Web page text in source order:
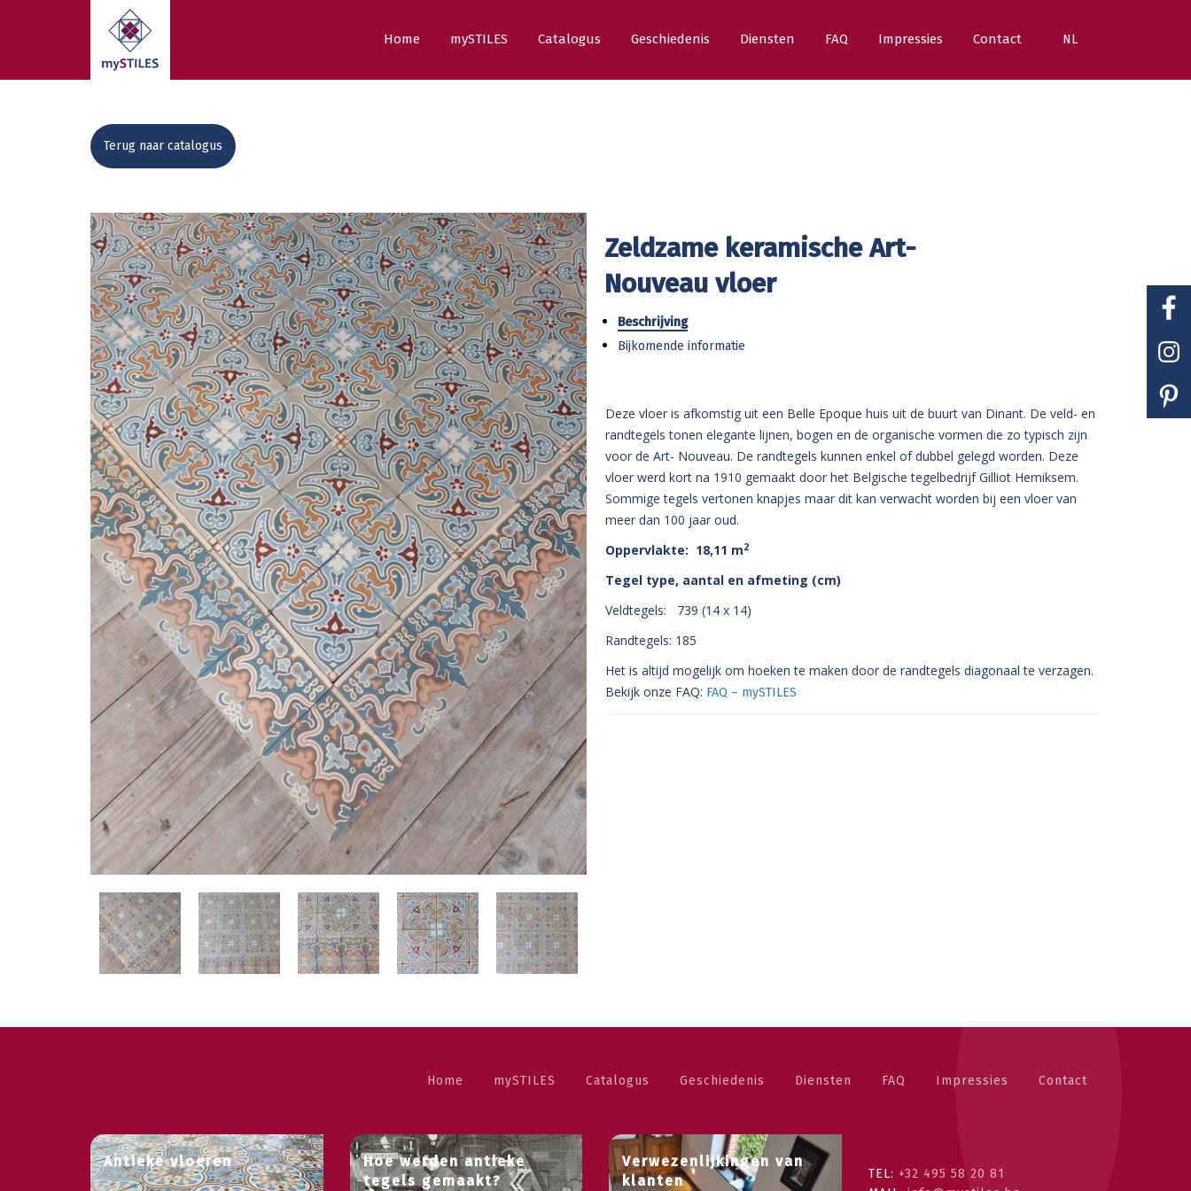
Home mySTILES Catalogus Geschiedenis Diensten FAQ Impressies Contact NL
Terug naar catalogus
Zeldzame keramische Art-
Nouveau vloer
Beschrijving
Bijkomende informatie
Deze vloer is afkomstig uit een Belle Epoque huis uit de buurt van Dinant. De veld- en
randtegels tonen elegante lijnen, bogen en de organische vormen die zo typisch zijn
voor de Art- Nouveau. De randtegels kunnen enkel of dubbel gelegd worden. Deze
vloer werd kort na 1910 gemaakt door het Belgische tegelbedrijf Gilliot Hemiksem.
Sommige tegels vertonen knapjes maar dit kan verwacht worden bij een vloer van
meer dan 100 jaar oud.
Oppervlakte: 18,11 m2
Tegel type, aantal en afmeting (cm)
Veldtegels: 739 (14 x 14)
Randtegels: 185
Het is altijd mogelijk om hoeken te maken door de randtegels diagonaal te verzagen.
Bekijk onze FAQ: FAQ – mySTILES
Home mySTILES Catalogus Geschiedenis Diensten FAQ Impressies Contact
Antieke vloeren
Hoe werden antieke
tegels gemaakt?
Verwezenlijkingen van
klanten
TEL: +32 495 58 20 81